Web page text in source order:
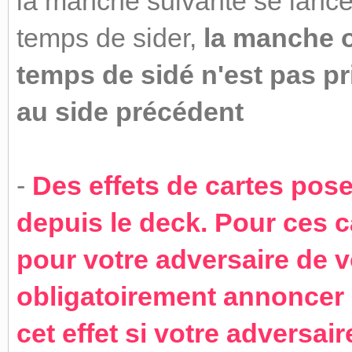
temps de sider, la manche
temps de sidé n'est pas
au side précédent
- Des effets de cartes
depuis le deck. Pour ces
pour votre adversaire de
obligatoirement
cet effet si votre